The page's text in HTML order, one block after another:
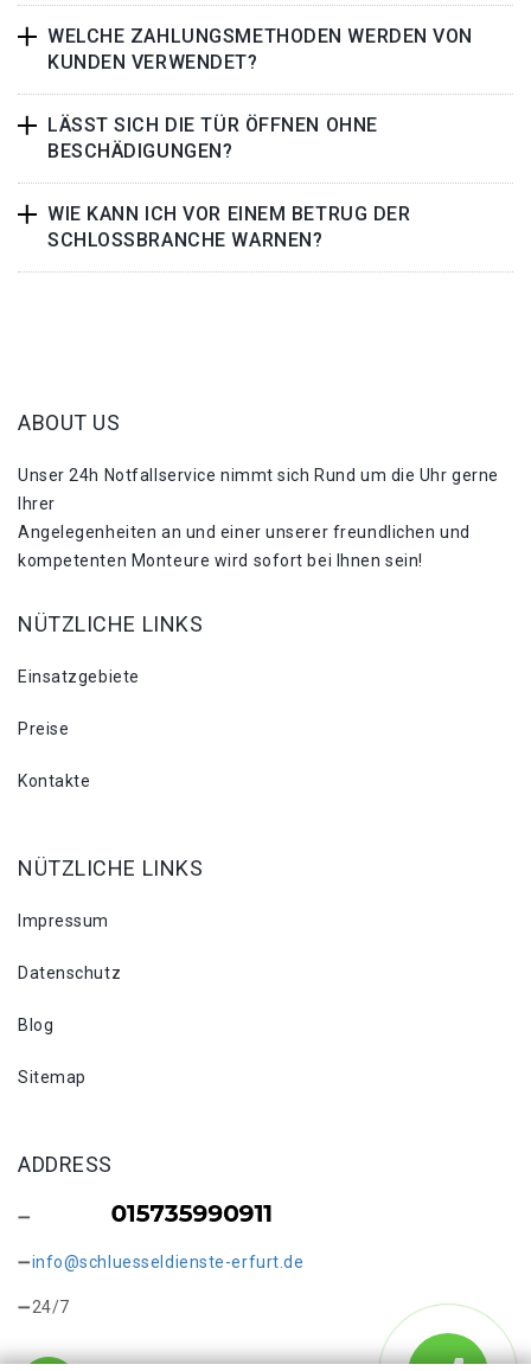
WELCHE ZAHLUNGSMETHODEN WERDEN VON
KUNDEN VERWENDET?
LÄSST SICH DIE TÜR ÖFFNEN OHNE
BESCHÄDIGUNGEN?
WIE KANN ICH VOR EINEM BETRUG DER
SCHLOSSBRANCHE WARNEN?
ABOUT US
Unser 24h Notfallservice nimmt sich Rund um die Uhr gerne
Ihrer
Angelegenheiten an und einer unserer freundlichen und
kompetenten Monteure wird sofort bei Ihnen sein!
NÜTZLICHE LINKS
Einsatzgebiete
Preise
Kontakte
NÜTZLICHE LINKS
Impressum
Datenschutz
Blog
Sitemap
ADDRESS
info@schluesseldienste-erfurt.de
24/7